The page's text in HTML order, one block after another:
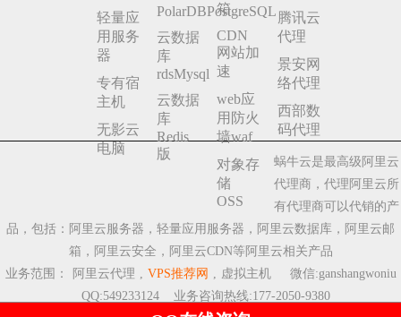
轻量应
用服务
器
专有宿
主机
无影云
电脑
PolarDBPostgreSQL
云数据
库
rdsMysql
云数据
库
Redis
版
箱
CDN
网站加
速
web应
用防火
墙waf
对象存
储
OSS
腾讯云
代理
景安网
络代理
西部数
码代理
蜗牛云是最高级阿里云
代理商，代理阿里云所
有代理商可以代销的产
品，包括：阿里云服务器，轻量应用服务器，阿里云数据库，阿里云邮
箱，阿里云安全，阿里云CDN等阿里云相关产品
业务范围：
阿里云代理 , VPS推荐网 , 虚拟主机
微信:ganshangwoniu
QQ:549233124 业务咨询热线:177-2050-9380